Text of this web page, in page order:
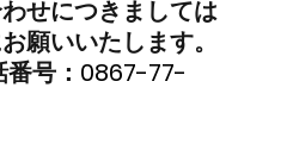
せにつきましては
願いいたします。
号： 0867-77-